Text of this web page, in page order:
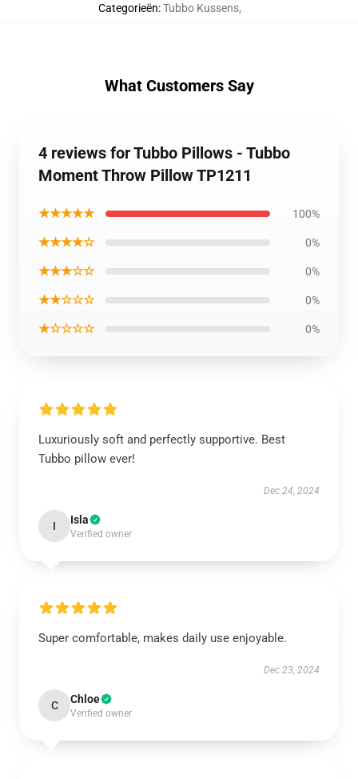
Categorieën:Tubbo Kussens,
What Customers Say
4 reviews for Tubbo Pillows - Tubbo
Moment Throw Pillow TP1211
★★★★★ 100%
★★★★☆ 0%
★★★☆☆ 0%
★★☆☆☆ 0%
★☆☆☆☆ 0%
Luxuriously soft and perfectly supportive. Best
Tubbo pillow ever!
Dec 24, 2024
I Isla
Verified owner
Super comfortable, makes daily use enjoyable.
Dec 23, 2024
C Chloe
Verified owner